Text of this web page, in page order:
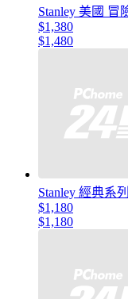
Stanley 美國 冒
$1,380
$1,480
Stanley 經典系
$1,180
$1,180